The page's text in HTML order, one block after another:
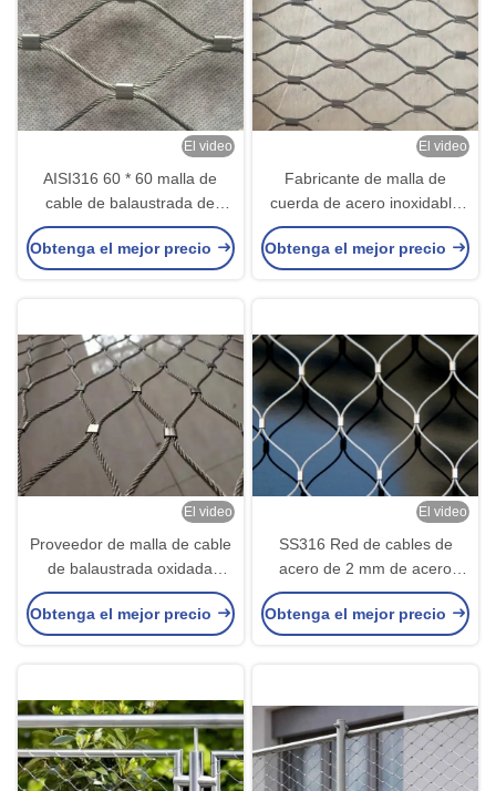
El video
AISI316 60 * 60 malla de
cable de balaustrada de
acero inoxidable de 2,5 mm
fábrica de malla de cable
Obtenga el mejor precio
El video
Fabricante de malla de
cuerda de acero inoxidable
de 30*60 para cable anti-
caída
Obtenga el mejor precio
El video
Proveedor de malla de cable
de balaustrada oxidada
negra anudada 40*40mm X
Tend Mesh
Obtenga el mejor precio
El video
SS316 Red de cables de
acero de 2 mm de acero
ferrulado, balaustrada y
cuerda de acero inoxidable
Obtenga el mejor precio